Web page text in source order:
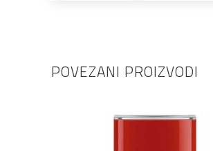
POVEZANI PROIZVODI